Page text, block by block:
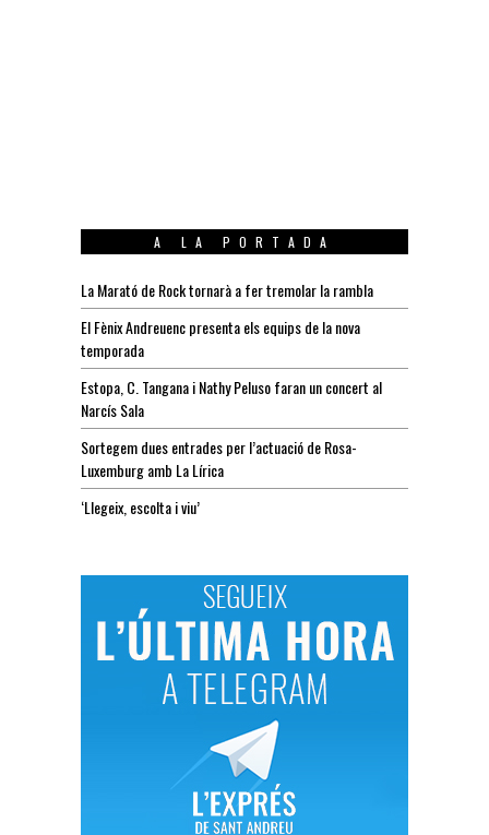
A LA PORTADA
La Marató de Rock tornarà a fer tremolar la rambla
El Fènix Andreuenc presenta els equips de la nova
temporada
Estopa, C. Tangana i Nathy Peluso faran un concert al
Narcís Sala
Sortegem dues entrades per l’actuació de Rosa-
Luxemburg amb La Lírica
‘Llegeix, escolta i viu’